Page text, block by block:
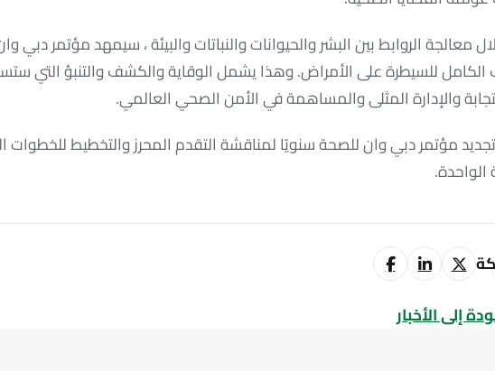
معالجة الروابط بين البشر والحيوانات والنباتات والبيئة ، سيمهد مؤتمر دبي
الكامل للسيطرة على الأمراض. وهذا يشمل الوقاية والكشف والتنبؤ التي
والإدارة المثلى والمساهمة في الأمن الصحي العالمي.
مؤتمر دبي وان للصحة سنويًا لمناقشة التقدم المحرز والتخطيط للخطوات
إلى الأخبار